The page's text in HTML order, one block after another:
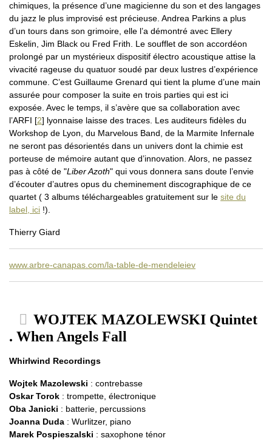
chimiques, la présence d’une magicienne du son et des langages
du jazz le plus improvisé est précieuse. Andrea Parkins a plus
d’un tours dans son grimoire, elle l’a démontré avec Ellery
Eskelin, Jim Black ou Fred Frith. Le soufflet de son accordéon
prolongé par un mystérieux dispositif électro acoustique attise la
vivacité rageuse du quatuor soudé par deux lustres d’expérience
commune. C’est Guillaume Grenard qui tient la plume d’une main
assurée pour composer la suite en trois parties qui est ici
exposée. Avec le temps, il s’avère que sa collaboration avec
l’ARFI [2] lyonnaise laisse des traces. Les auditeurs fidèles du
Workshop de Lyon, du Marvelous Band, de la Marmite Infernale
ne seront pas désorientés dans un univers dont la chimie est
porteuse de mémoire autant que d’innovation. Alors, ne passez
pas à côté de "Liber Azoth" qui vous donnera sans doute l’envie
d’écouter d’autres opus du cheminement discographique de ce
quartet ( 3 albums téléchargeables gratuitement sur le site du
label, ici !).
Thierry Giard
www.arbre-canapas.com/la-table-de-mendeleiev
WOJTEK MAZOLEWSKI Quintet
. When Angels Fall
Whirlwind Recordings
Wojtek Mazolewski : contrebasse
Oskar Torok : trompette, électronique
Oba Janicki : batterie, percussions
Joanna Duda : Wurlitzer, piano
Marek Pospieszalski : saxophone ténor